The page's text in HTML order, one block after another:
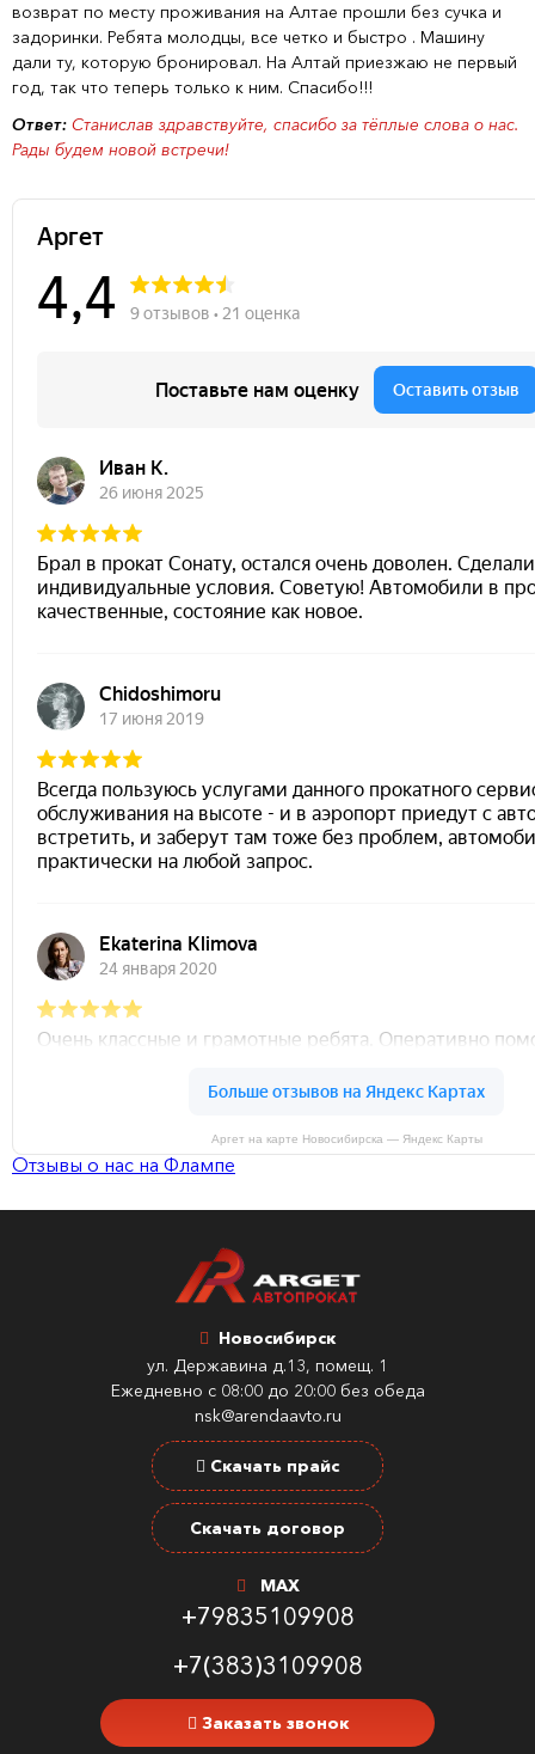
возврат по месту проживания на Алтае прошли без сучка и
задоринки. Ребята молодцы, все четко и быстро . Машину
дали ту, которую бронировал. На Алтай приезжаю не первый
год, так что теперь только к ним. Спасибо!!!
Ответ: Станислав здравствуйте, спасибо за тёплые слова о нас.
Рады будем новой встречи!
Аргет на карте Новосибирска — Яндекс Карты
Отзывы о нас на Флампе
Новосибирск
ул. Державина д.13, помещ. 1
Ежедневно с 08:00 до 20:00 без обеда
nsk@arendaavto.ru
Скачать прайс
Скачать договор
MAX
+79835109908
+7(383)3109908
Заказать звонок